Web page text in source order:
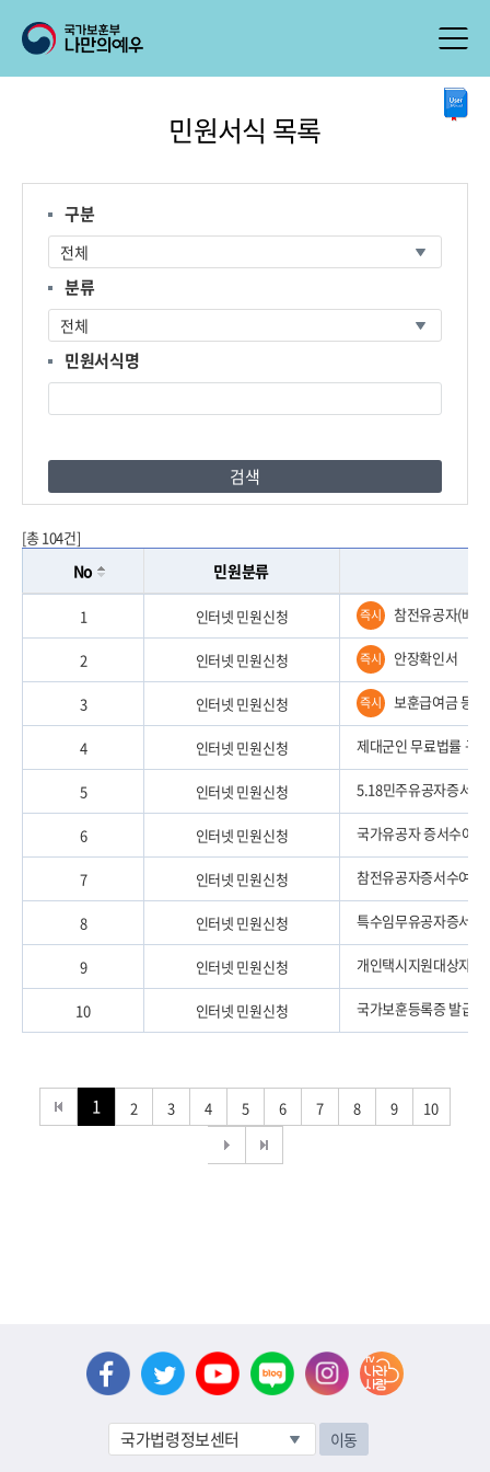
민원서식 목록
구분
분류
민원서식명
검색
[총 104건]
No 민원분류
1 인터넷 민원신청 즉시 참전유공자(배
2 인터넷 민원신청 즉시 안장확인서
3 인터넷 민원신청 즉시 보훈급여금 등
4 인터넷 민원신청 제대군인 무료법률 구
5 인터넷 민원신청 5.18민주유공자증서
6 인터넷 민원신청 국가유공자 증서수여
7 인터넷 민원신청 참전유공자증서수여
8 인터넷 민원신청 특수임무유공자증서
9 인터넷 민원신청 개인택시지원대상자
10 인터넷 민원신청 국가보훈등록증 발급·
1 2 3 4 5 6 7 8 9 10
이동